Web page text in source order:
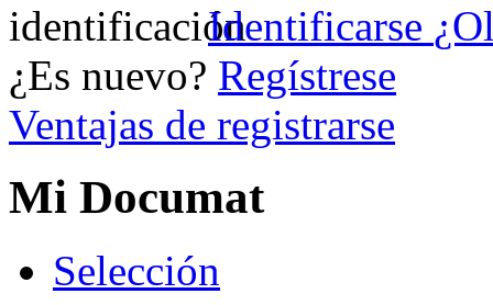
Identificarse
¿Es nuevo? Regístrese
Ventajas de registrarse
Mi Documat
Selección